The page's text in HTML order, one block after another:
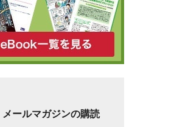
メールマガジンの購読